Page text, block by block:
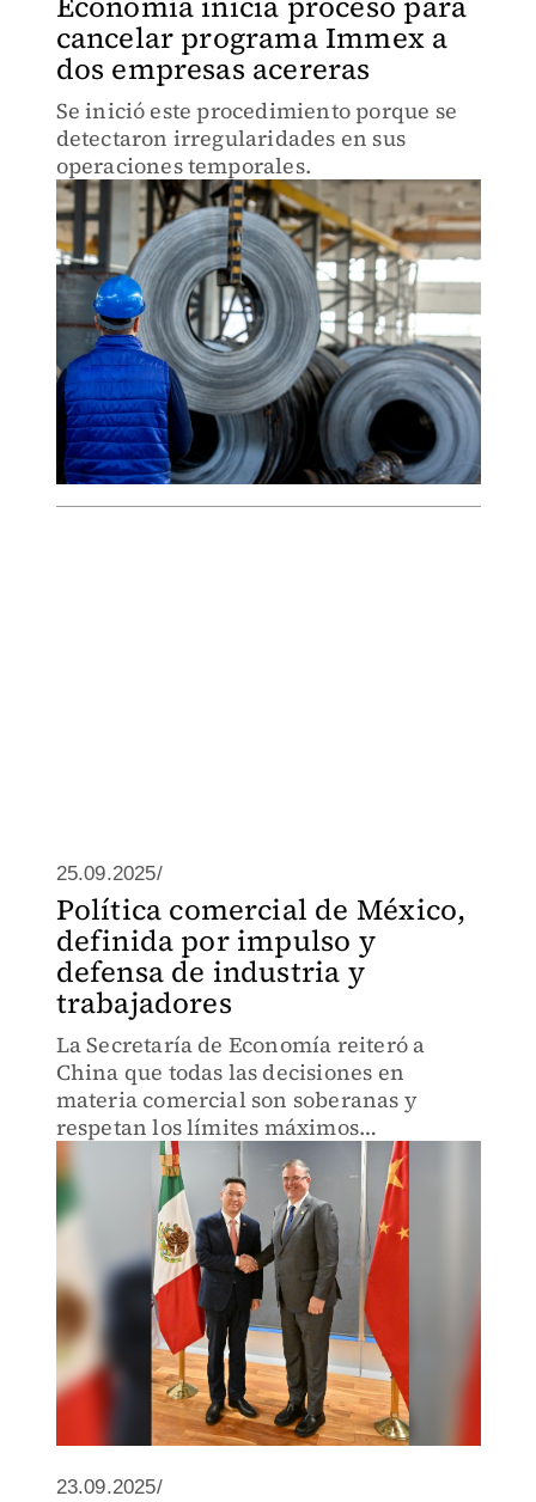
cancelar programa Immex a
dos empresas acereras
Se inició este procedimiento porque se
detectaron irregularidades en sus
operaciones temporales.
25.09.2025/
Política comercial de México,
definida por impulso y
defensa de industria y
trabajadores
La Secretaría de Economía reiteró a
China que todas las decisiones en
materia comercial son soberanas y
respetan los límites máximos
arancelarios.
23.09.2025/